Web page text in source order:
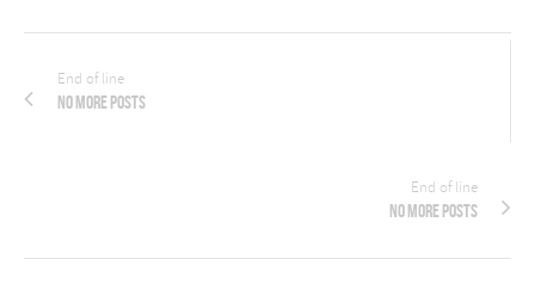
End of line
No more posts
End of line
No more posts